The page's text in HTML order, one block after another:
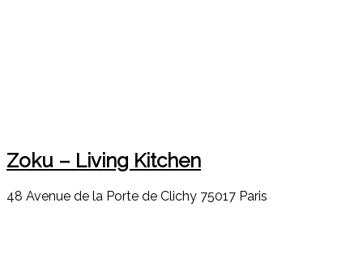
Zoku – Living Kitchen
48 Avenue de la Porte de Clichy 75017 Paris